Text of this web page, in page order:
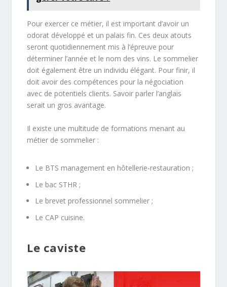
Pour exercer ce métier, il est important d’avoir un
odorat développé et un palais fin. Ces deux atouts
seront quotidiennement mis à l’épreuve pour
déterminer l’année et le nom des vins. Le sommelier
doit également être un individu élégant. Pour finir, il
doit avoir des compétences pour la négociation
avec de potentiels clients. Savoir parler l’anglais
serait un gros avantage.
Il existe une multitude de formations menant au
métier de sommelier :
Le BTS management en hôtellerie-restauration ;
Le bac STHR ;
Le brevet professionnel sommelier ;
Le CAP cuisine.
Le caviste